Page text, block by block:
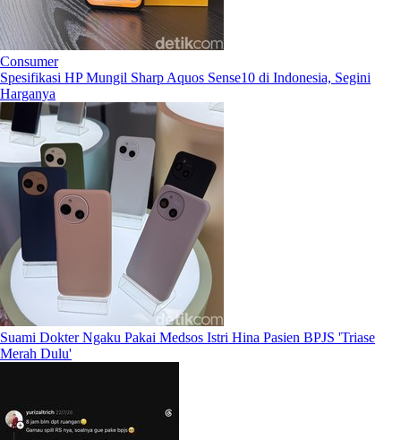
Consumer
Spesifikasi HP Mungil Sharp Aquos Sense10 di Indonesia, Segini
Harganya
Suami Dokter Ngaku Pakai Medsos Istri Hina Pasien BPJS 'Triase
Merah Dulu'